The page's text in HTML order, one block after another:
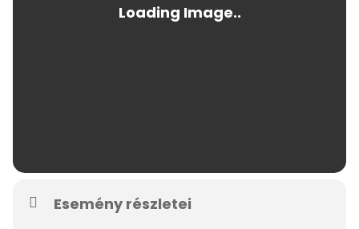
Esemény részletei